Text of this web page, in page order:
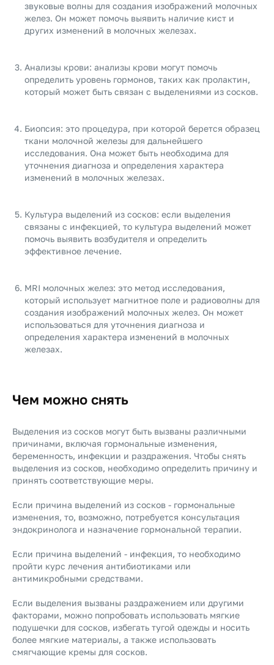
звуковые волны для создания изображений молочных
желез. Он может помочь выявить наличие кист и
других изменений в молочных железах.
Анализы крови: анализы крови могут помочь
определить уровень гормонов, таких как пролактин,
который может быть связан с выделениями из сосков.
Биопсия: это процедура, при которой берется образец
ткани молочной железы для дальнейшего
исследования. Она может быть необходима для
уточнения диагноза и определения характера
изменений в молочных железах.
Культура выделений из сосков: если выделения
связаны с инфекцией, то культура выделений может
помочь выявить возбудителя и определить
эффективное лечение.
MRI молочных желез: это метод исследования,
который использует магнитное поле и радиоволны для
создания изображений молочных желез. Он может
использоваться для уточнения диагноза и
определения характера изменений в молочных
железах.
Чем можно снять
Выделения из сосков могут быть вызваны различными
причинами, включая гормональные изменения,
беременность, инфекции и раздражения. Чтобы снять
выделения из сосков, необходимо определить причину и
принять соответствующие меры.
Если причина выделений из сосков - гормональные
изменения, то, возможно, потребуется консультация
эндокринолога и назначение гормональной терапии.
Если причина выделений - инфекция, то необходимо
пройти курс лечения антибиотиками или
антимикробными средствами.
Если выделения вызваны раздражением или другими
факторами, можно попробовать использовать мягкие
подушечки для сосков, избегать тугой одежды и носить
более мягкие материалы, а также использовать
смягчающие кремы для сосков.